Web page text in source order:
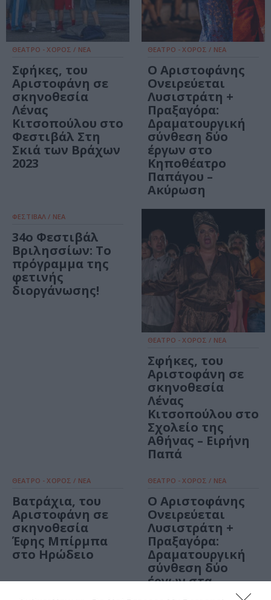
ΘΕΑΤΡΟ - ΧΟΡΟΣ / ΝΕΑ
Σφήκες, του
Αριστοφάνη σε
σκηνοθεσία
Λένας
Κιτσοπούλου στο
Φεστιβάλ Στη
Σκιά των Βράχων
2023
ΘΕΑΤΡΟ - ΧΟΡΟΣ / ΝΕΑ
Ο Αριστοφάνης
Ονειρεύεται
Λυσιστράτη +
Πραξαγόρα:
Δραματουργική
σύνθεση δύο
έργων στο
Κηποθέατρο
Παπάγου –
Ακύρωση
ΦΕΣΤΙΒΑΛ / ΝΕΑ
34ο Φεστιβάλ
Βριλησσίων: Το
πρόγραμμα της
φετινής
διοργάνωσης!
ΘΕΑΤΡΟ - ΧΟΡΟΣ / ΝΕΑ
Σφήκες, του
Αριστοφάνη σε
σκηνοθεσία
Λένας
Κιτσοπούλου στο
Σχολείο της
Αθήνας – Ειρήνη
Παπά
ΘΕΑΤΡΟ - ΧΟΡΟΣ / ΝΕΑ
Βατράχια, του
Αριστοφάνη σε
σκηνοθεσία
Έφης Μπίρμπα
στο Ηρώδειο
ΘΕΑΤΡΟ - ΧΟΡΟΣ / ΝΕΑ
Ο Αριστοφάνης
Ονειρεύεται
Λυσιστράτη +
Πραξαγόρα:
Δραματουργική
σύνθεση δύο
έργων στα
Μερκούρεια 2023